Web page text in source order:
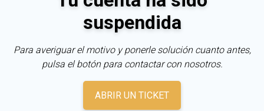
suspendida
Para averiguar el motivo y ponerle solución cuanto antes,
pulsa el botón para contactar con nosotros.
ABRIR UN TICKET